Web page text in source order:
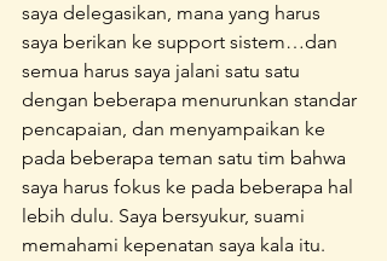
saya delegasikan, mana yang harus
saya berikan ke support sistem…dan
semua harus saya jalani satu satu
dengan beberapa menurunkan standar
pencapaian, dan menyampaikan ke
pada beberapa teman satu tim bahwa
saya harus fokus ke pada beberapa hal
lebih dulu. Saya bersyukur, suami
memahami kepenatan saya kala itu.